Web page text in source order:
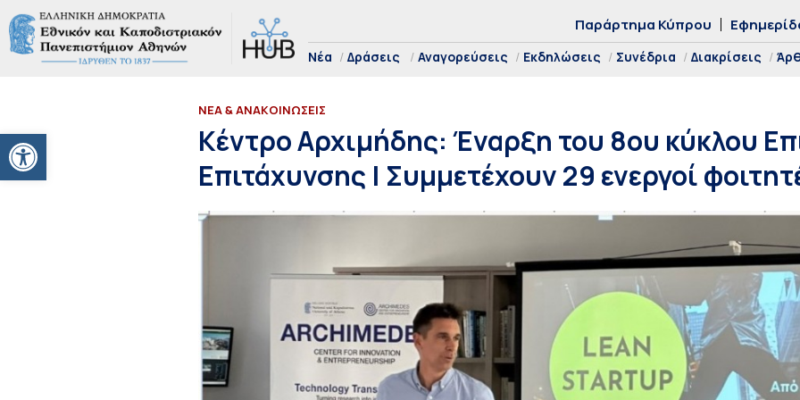
Ανοίξτε τη γραμμή εργαλείων
Παράρτημα Κύπρου
Νέα Δράσεις Αναγορεύσεις Εκδηλώσεις Συνέδρια Διακρίσεις
ΝΕΑ & ΑΝΑΚΟΙΝΩΣΕΙΣ
Κέντρο Αρχιμήδης: Έναρξη του 8ου κύκλου
Επιτάχυνσης | Συμμετέχουν 29 ενεργοί